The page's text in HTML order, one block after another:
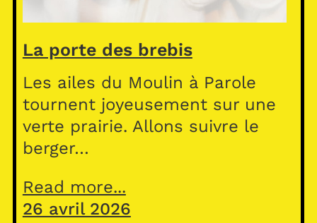
La porte des brebis
Les ailes du Moulin à Parole
tournent joyeusement sur une
verte prairie. Allons suivre le
berger…
Read more...
26 avril 2026